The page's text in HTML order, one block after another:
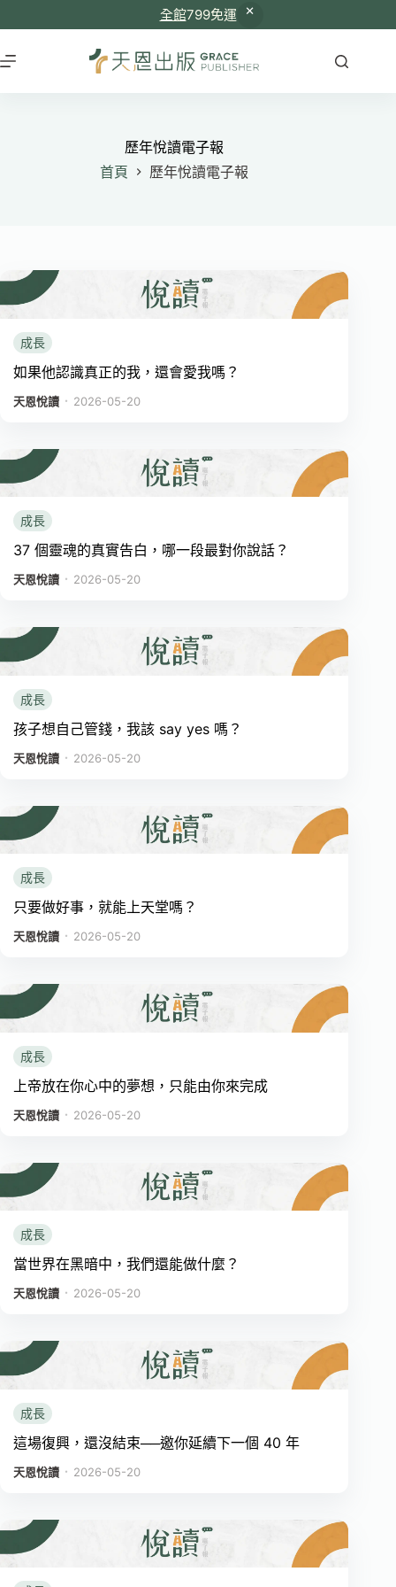
全館799免運
至
主
歷年悅讀電子報
首頁
歷年悅讀電子報
成長
如果他認識真正的我，還會愛我嗎？
天恩悅讀 ． 2026-05-20
成長
37 個靈魂的真實告白，哪一段最對你說話？
天恩悅讀 ． 2026-05-20
成長
孩子想自己管錢，我該 say yes 嗎？
天恩悅讀 ． 2026-05-20
成長
只要做好事，就能上天堂嗎？
天恩悅讀 ． 2026-05-20
成長
上帝放在你心中的夢想，只能由你來完成
天恩悅讀 ． 2026-05-20
成長
當世界在黑暗中，我們還能做什麼？
天恩悅讀 ． 2026-05-20
成長
這場復興，還沒結束──邀你延續下一個 40 年
天恩悅讀 ． 2026-05-20